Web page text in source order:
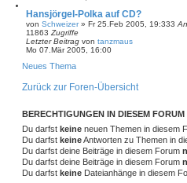
Hansjörgel-Polka auf CD?
von Schweizer» Fr 25.Feb 2005, 19:333
11863 Zugriffe
Letzter Beitrag von tanzmaus
Mo 07.Mär 2005, 16:00
Neues Thema
Zurück zur Foren-Übersicht
BERECHTIGUNGEN IN DIESEM FORUM
Du darfst keine neuen Themen in diesem
Du darfst keineAntworten zu Themen in
Du darfst deine Beiträge in diesem Forum
Du darfst deine Beiträge in diesem Forum
Du darfst keine Dateianhänge in diesem